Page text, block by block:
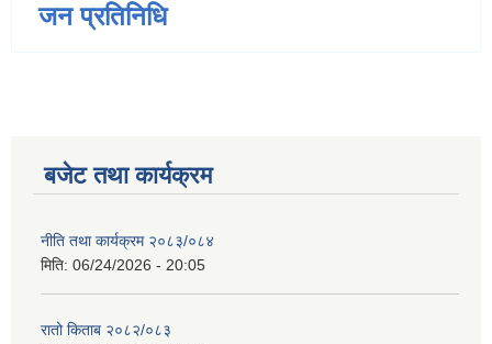
जन प्रतिनिधि
बजेट तथा कार्यक्रम
नीति तथा कार्यक्रम २०८३/०८४
मिति: 06/24/2026 - 20:05
रातो किताब २०८२/०८३